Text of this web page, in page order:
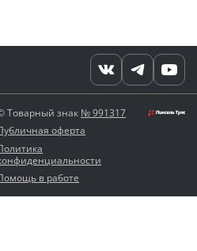
Товарный знак № 991317
оферта
в работе